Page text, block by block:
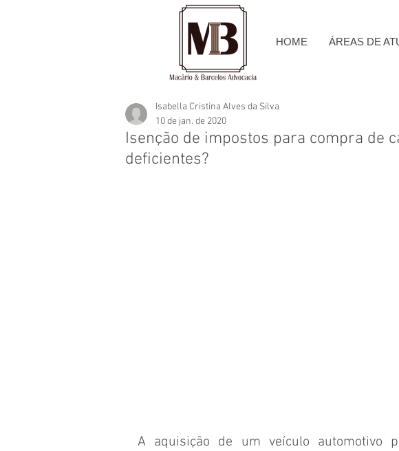
HOME ÁREAS DE
Isenção de impostos para compra de
deficientes?
Isabella Cristina Alves da Silva
10 de jan. de 2020
A aquisição de um veículo automotivo